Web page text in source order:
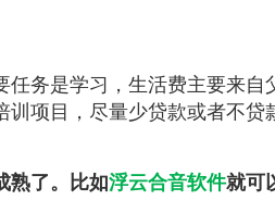
务是学习，生活费主要来自
项目，尽量少贷款或者不贷
熟了。比如浮云合音软件就可